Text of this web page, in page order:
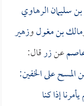
سليمان الرهاوي
مالك بن مغولوزهير
عنزرقال:
المسح على الخفين:
إذا كنا